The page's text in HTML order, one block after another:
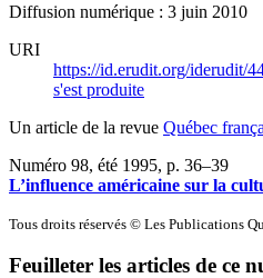
Diffusion numérique : 3 juin 2010
URI
https://id.erudit.org/iderudit/
s'est produite
Un article de la revue Québec
Numéro 98, été 1995, p. 36–39
L’influence américaine sur la
Tous droits réservés © Les Publications
Feuilleter les articles de ce